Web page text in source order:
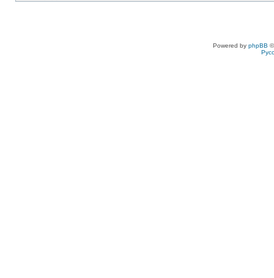
Powered by phpBB